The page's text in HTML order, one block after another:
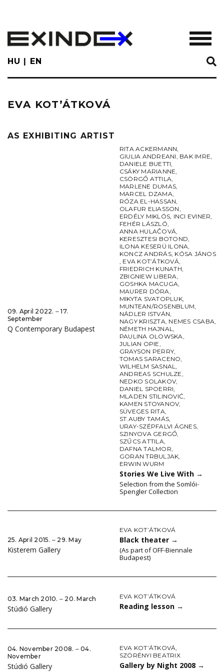
main
content
HU EN
EVA KOT’ÁTKOVÁ
AS EXHIBITING ARTIST
09. April 2022. ‒ 17.
September
Q Contemporary Budapest
RITA ACKERMANN,
GIULIA ANDREANI, BAK IMRE,
DANIELE BUETTI,
CSÁKY MARIANNE,
CSÖRGŐ ATTILA,
MARLENE DUMAS,
MARCEL DZAMA,
RÓZA EL-HASSAN,
OLAFUR ELIASSON,
ERDÉLY MIKLÓS, INCI EVINER,
FEHÉR LÁSZLÓ,
ANNA HULAČOVÁ,
KERESZTESI BOTOND,
ILONA KESERÜ ILONA,
KONCZ ANDRÁS, KÓSA JÁNOS
, EVA KOT’ÁTKOVÁ,
FRIEDRICH KUNATH,
ZBIGNIEW LIBERA,
GOSHKA MACUGA,
MAURER DÓRA,
MIKYTA SVATOPLUK,
MUNTEAN/ROSENBLUM,
NÁDLER ISTVÁN,
NAGY KRISZTA, NEMES CSABA,
NÉMETH HAJNAL,
PAULINA OLOWSKA,
JULIAN OPIE,
GRAYSON PERRY,
TOMAS SARACENO,
WILHELM SASNAL,
ANDREAS SCHULZE,
NEDKO SOLAKOV,
DANIEL SPOERRI,
MLADEN STILINOVIĆ,
KAMEN STOYANOV,
SÜVEGES RITA,
ST.AUBY TAMÁS,
URAY-SZÉPFALVI ÁGNES,
SZINYOVA GERGŐ,
SZŰCS ATTILA,
DAFNA TALMOR,
GORAN TRBULJAK,
ERWIN WURM
Stories We Live With →
Selection from the Somlói-
Spengler Collection
25. April 2015. ‒ 29. May
Kisterem Gallery
EVA KOT’ÁTKOVÁ
Black theater →
(As part of OFF-Biennale
Budapest)
03. March 2010. ‒ 20. March
Stúdió Gallery
EVA KOT’ÁTKOVÁ
Reading lesson →
04. November 2008. ‒ 04.
November
Stúdió Gallery
EVA KOT’ÁTKOVÁ,
SZÖRÉNYI BEATRIX
Gallery by Night 2008 →